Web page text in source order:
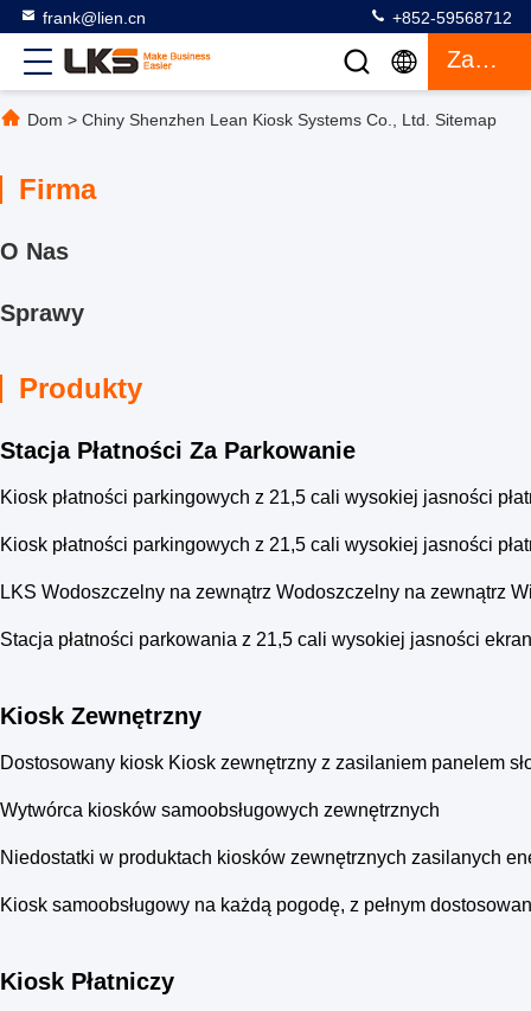
frank@lien.cn +852-59568712
Zacytować
Dom > Chiny Shenzhen Lean Kiosk Systems Co., Ltd. Sitemap
Firma
O Nas
Sprawy
Produkty
Stacja Płatności Za Parkowanie
Kiosk płatności parkingowych z 21,5 cali wysokiej jasności
Kiosk płatności parkingowych z 21,5 cali wysokiej jasności
LKS Wodoszczelny na zewnątrz Wodoszczelny na zewnątrz
Stacja płatności parkowania z 21,5 cali wysokiej jasności
Kiosk Zewnętrzny
Dostosowany kiosk Kiosk zewnętrzny z zasilaniem panelem
Wytwórca kiosków samoobsługowych zewnętrznych
Niedostatki w produktach kiosków zewnętrznych zasilanych
Kiosk samoobsługowy na każdą pogodę, z pełnym
Kiosk Płatniczy